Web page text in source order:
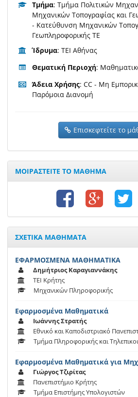
Τμήμα: Τμήμα Πολιτικών
Μηχανικών Τοπογραφίας και
- Κατεύθυνση Μηχανικών
Γεωπληροφορικής ΤΕ
Ίδρυμα: ΤΕΙ Αθήνας
Θεματική Περιοχή:
Άδεια Χρήσης: CC - Μη
Παρόμοια Διανομή
Επισκεφτείτε το
ΜΟΙΡΑΣΤΕΙΤΕ ΤΟ ΜΑΘΗΜΑ
ΣΧΕΤΙΚΑ ΜΑΘΗΜΑΤΑ
ΕΦΑΡΜΟΣΜΕΝΑ ΜΑΘΗΜΑΤΙΚΑ
Δημήτριος Καραγιαννάκης
ΤΕΙ Κρήτης
Μηχανικών Πληροφορικής
Εφαρμοσμένα Μαθηματικά
Ιωάννης Στρατής
Εθνικό και Καποδιστριακό
Τμήμα Πληροφορικής και
Εφαρμοσμένα Μαθηματικά για
Γιώργος Τζιρίτας
Πανεπιστήμιο Κρήτης
Τμήμα Επιστήμης Υπολογιστών